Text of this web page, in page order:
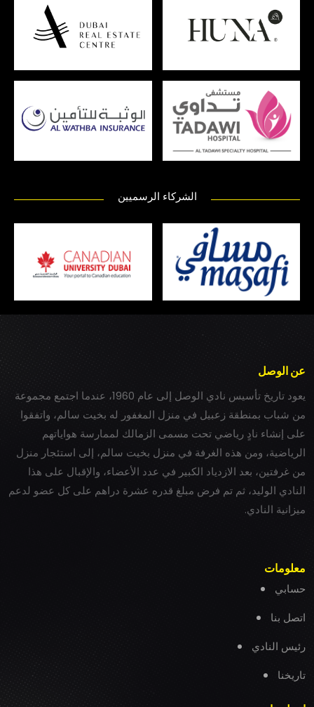
الشركاء الرسميين
عن الوصل
يعود تاريخ تأسيس نادي الوصل إلى عام 1960، عندما اجتمع مجموعة
من شباب بمنطقة زعبيل في منزل المغفور له بخيت سالم، واتفقوا
على إنشاء نادٍ رياضي تحت مسمى الزمالك لممارسة هواياتهم
الرياضية، ومن هذه الغرفة في منزل بخيت سالم، إلى استئجار منزل
من غرفتين، بعد الازدياد الكبير في عدد الأعضاء، والإقبال على هذا
النادي الوليد، ثم تم فرض مبلغ قدره عشرة دراهم على كل عضو لدعم
ميزانية النادي.
معلومات
حسابي
اتصل بنا
رئيس النادي
تاريخنا